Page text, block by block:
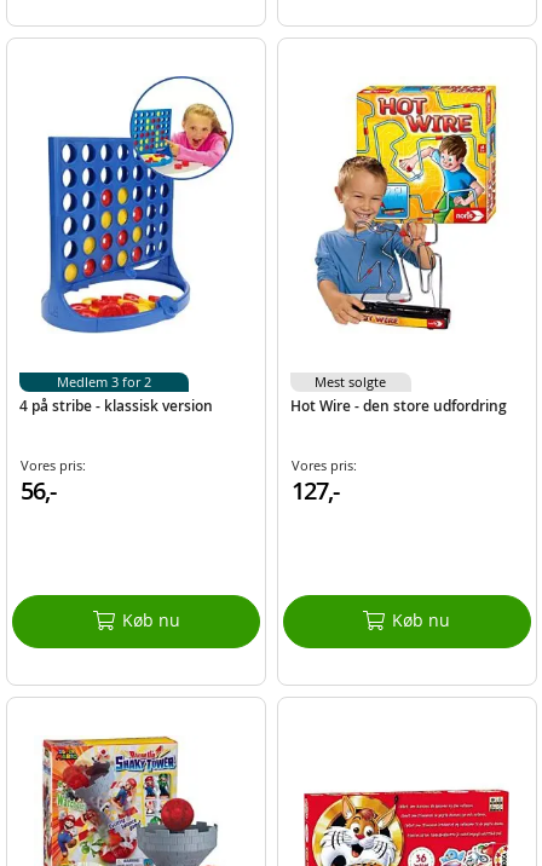
4 på stribe - klassisk version
Vores pris:
56,-
Køb nu
Medlem 3 for 2
Hot Wire - den store udfordring
Vores pris:
127,-
Køb nu
Mest solgte